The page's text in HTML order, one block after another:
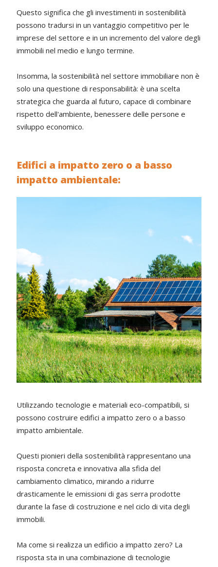
Questo significa che gli investimenti in sostenibilità
possono tradursi in un vantaggio competitivo per le
imprese del settore e in un incremento del valore degli
immobili nel medio e lungo termine.
Insomma, la sostenibilità nel settore immobiliare non è
solo una questione di responsabilità: è una scelta
strategica che guarda al futuro, capace di combinare
rispetto dell'ambiente, benessere delle persone e
sviluppo economico.
Edifici a impatto zero o a basso
impatto ambientale:
Utilizzando tecnologie e materiali eco-compatibili, si
possono costruire edifici a impatto zero o a basso
impatto ambientale.
Questi pionieri della sostenibilità rappresentano una
risposta concreta e innovativa alla sfida del
cambiamento climatico, mirando a ridurre
drasticamente le emissioni di gas serra prodotte
durante la fase di costruzione e nel ciclo di vita degli
immobili.
Ma come si realizza un edificio a impatto zero? La
risposta sta in una combinazione di tecnologie